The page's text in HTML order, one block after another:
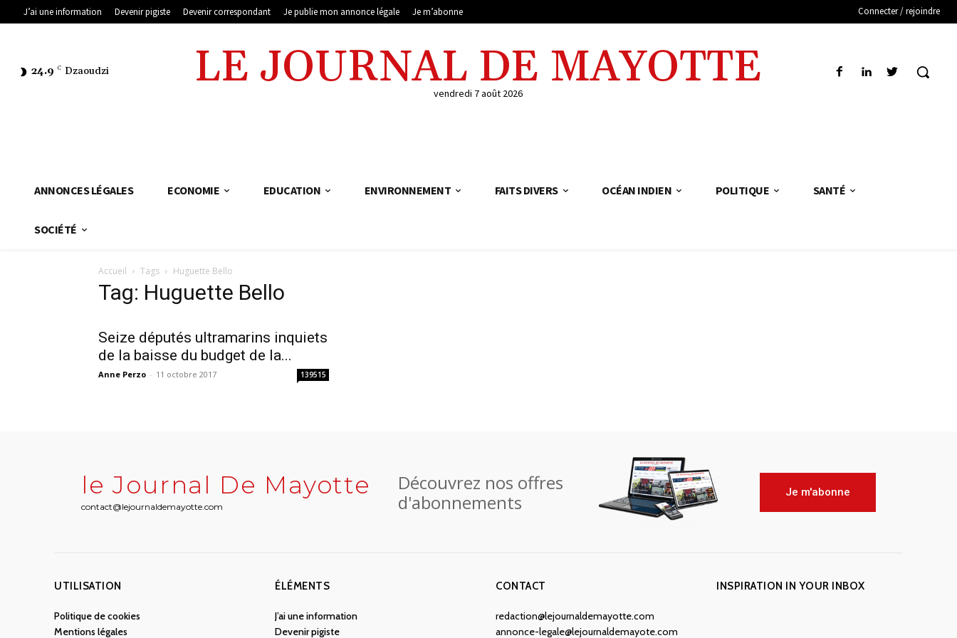
J’ai une information Devenir pigiste Devenir correspondant Je publie mon annonce légale Je m’abonne Connecter / rejoindre
24.9 C Dzaoudzi LE JOURNAL DE MAYOTTE
vendredi 7 août 2026
ANNONCES LÉGALES ECONOMIE EDUCATION ENVIRONNEMENT FAITS DIVERS OCÉAN INDIEN POLITIQUE SANTÉ
SOCIÉTÉ
Accueil Tags Huguette Bello
Tag: Huguette Bello
Seize députés ultramarins inquiets
de la baisse du budget de la...
Anne Perzo - 11 octobre 2017 139515
le Journal De Mayotte
contact@lejournaldemayotte.com
Découvrez nos offres
d'abonnements
Je m'abonne
UTILISATION
Politique de cookies
Mentions légales
ÉLÉMENTS
J’ai une information
Devenir pigiste
CONTACT
redaction@lejournaldemayotte.com
annonce-legale@lejournaldemayote.com
INSPIRATION IN YOUR INBOX